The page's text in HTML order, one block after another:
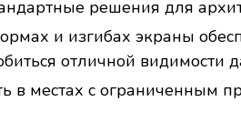
решения для
и изгибах экраны
отличной видимости
в местах с ограниченным